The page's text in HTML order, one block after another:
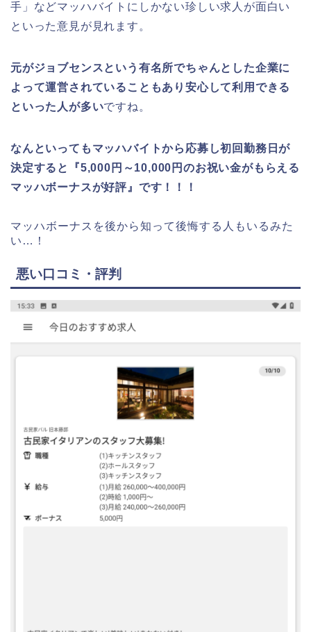
手」などマッハバイトにしかない珍しい求人が面白い
といった意見が見れます。
元がジョブセンスという有名所でちゃんとした企業に
よって運営されていることもあり安心して利用できる
といった人が多いですね。
なんといってもマッハバイトから応募し初回勤務日が
決定すると『5,000円～10,000円のお祝い金がもらえる
マッハボーナスが好評』です！！！
マッハボーナスを後から知って後悔する人もいるみた
い…！
悪い口コミ・評判